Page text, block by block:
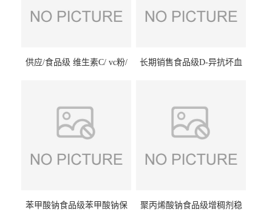
供应/食品级 维生素C/ vc粉/
长期销售食品级D-异抗坏血
苯甲酸钠食品级苯甲酸钠保
聚丙烯酸钠食品级增稠剂稳